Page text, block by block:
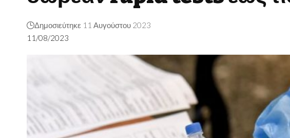
11/08/2023
Δημοσιεύτηκε 11 Αυγούστου 2023